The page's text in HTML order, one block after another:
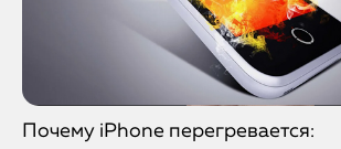
Почему iPhone перегревается: